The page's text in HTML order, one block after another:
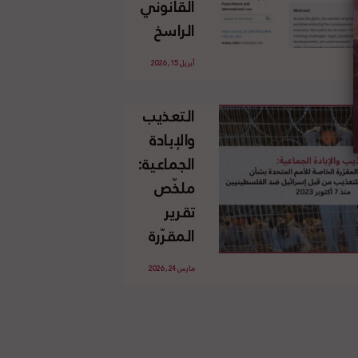
الإسرائيلي
غير
القانوني
الفلسطينية
القانوني
الراسخ
للاجئين
وحقهم
في العودة
بموجب
القانون
الدولي
أبريل 15, 2026
التعذيب
والإبادة
الجماعية:
ملخّص
تقرير
المقرّرة
الخاصة
مارس 24, 2026